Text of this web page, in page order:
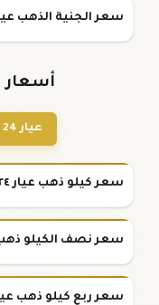
سعر الجنية الذهب عيار
أسعار
عيار 24
سعر كيلو ذهب عيار ٢٤
سعر نصف الكيلو ذهب
سعر ربع كيلو ذهب عيار